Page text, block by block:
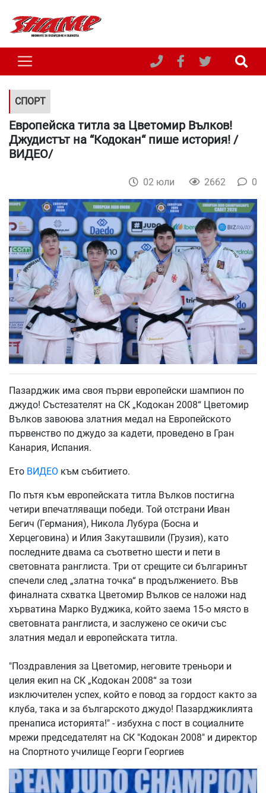
СПОРТ
Европейска титла за Цветомир Вълков!
Джудистът на “Кодокан“ пише история! /
ВИДЕО/
02 юли 2662 0
Пазарджик има своя първи европейски шампион по
джудо! Състезателят на СК „Кодокан 2008“ Цветомир
Вълков завоюва златния медал на Европейското
първенство по джудо за кадети, проведено в Гран
Канария, Испания.
Ето ВИДЕО към събитието.
По пътя към европейската титла Вълков постигна
четири впечатляващи победи. Той отстрани Иван
Бегич (Германия), Никола Лубура (Босна и
Херцеговина) и Илия Закуташвили (Грузия), като
последните двама са съответно шести и пети в
световната ранглиста. Три от срещите си българинът
спечели след „златна точка“ в продължението. Във
финалната схватка Цветомир Вълков се наложи над
хърватина Марко Вуджика, който заема 15-о място в
световната ранглиста, и заслужено се окичи със
златния медал и европейската титла.
"Поздравления за Цветомир, неговите треньори и
целия екип на СК „Кодокан 2008“ за този
изключителен успех, който е повод за гордост както за
клуба, така и за българското джудо! Пазарджиклията
пренаписа историята!" - избухна с пост в социалните
мрежи председателят на СК "Кодокан 2008" и директор
на Спортното училище Георги Георгиев